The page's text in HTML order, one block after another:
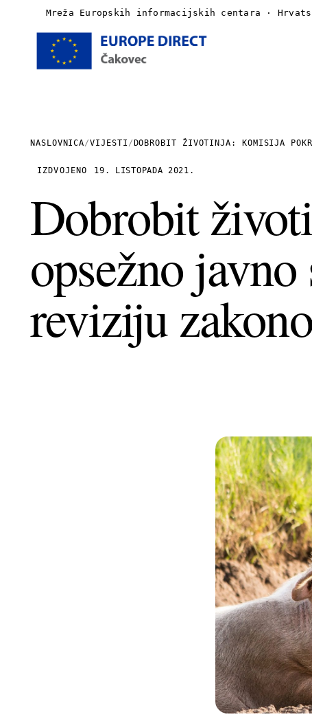
Mreža Europskih informacijskih centara ·
Vijesti
Publikacije
Kontakt
+385 (0)40 374 016 info@europedirect-cakovec.eu
NASLOVNICA/VIJESTI / DOBROBIT ŽIVOTINJA: KOMISIJA
IZDVOJENO 19. LISTOPADA 2021.
Dobrobit
opsežno
reviziju